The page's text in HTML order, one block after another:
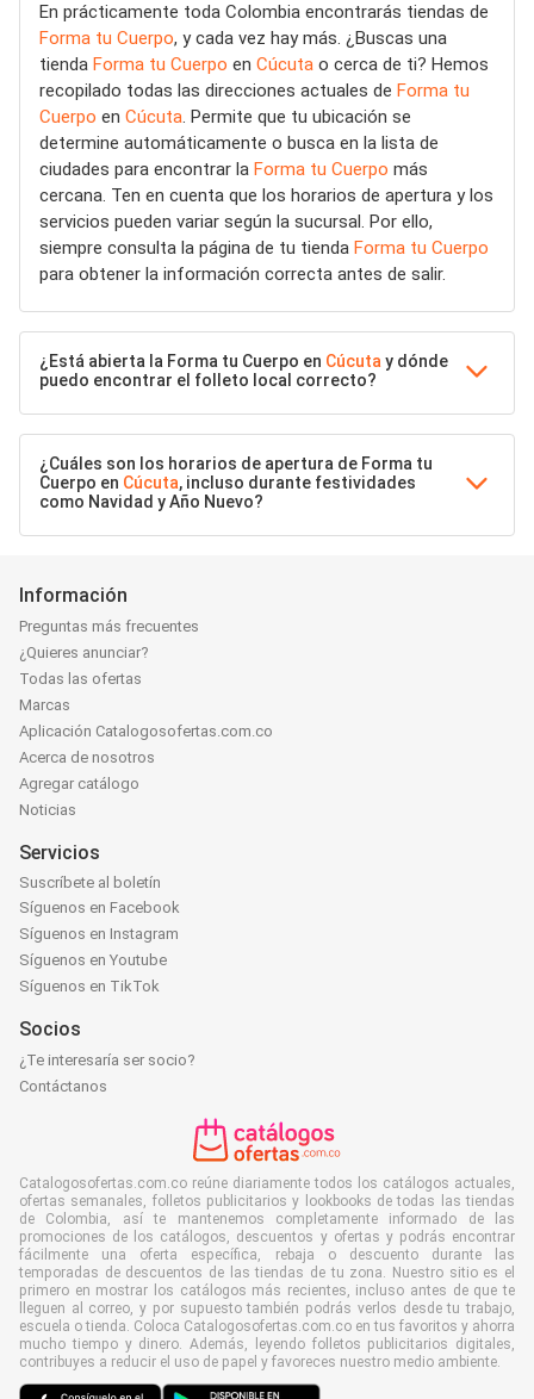
En prácticamente toda Colombia encontrarás tiendas de
Forma tu Cuerpo, y cada vez hay más. ¿Buscas una
tienda Forma tu Cuerpo en Cúcuta o cerca de ti? Hemos
recopilado todas las direcciones actuales de Forma tu
Cuerpo en Cúcuta. Permite que tu ubicación se
determine automáticamente o busca en la lista de
ciudades para encontrar la Forma tu Cuerpo más
cercana. Ten en cuenta que los horarios de apertura y los
servicios pueden variar según la sucursal. Por ello,
siempre consulta la página de tu tienda Forma tu Cuerpo
para obtener la información correcta antes de salir.
¿Está abierta la Forma tu Cuerpo en Cúcuta y dónde
puedo encontrar el folleto local correcto?
¿Cuáles son los horarios de apertura de Forma tu
Cuerpo en Cúcuta, incluso durante festividades
como Navidad y Año Nuevo?
Información
Preguntas más frecuentes
¿Quieres anunciar?
Todas las ofertas
Marcas
Aplicación Catalogosofertas.com.co
Acerca de nosotros
Agregar catálogo
Noticias
Servicios
Suscríbete al boletín
Síguenos en Facebook
Síguenos en Instagram
Síguenos en Youtube
Síguenos en TikTok
Socios
¿Te interesaría ser socio?
Contáctanos
Catalogosofertas.com.co reúne diariamente todos los catálogos actuales,
ofertas semanales, folletos publicitarios y lookbooks de todas las tiendas
de Colombia, así te mantenemos completamente informado de las
promociones de los catálogos, descuentos y ofertas y podrás encontrar
fácilmente una oferta específica, rebaja o descuento durante las
temporadas de descuentos de las tiendas de tu zona. Nuestro sitio es el
primero en mostrar los catálogos más recientes, incluso antes de que te
lleguen al correo, y por supuesto también podrás verlos desde tu trabajo,
escuela o tienda. Coloca Catalogosofertas.com.co en tus favoritos y ahorra
mucho tiempo y dinero. Además, leyendo folletos publicitarios digitales,
contribuyes a reducir el uso de papel y favoreces nuestro medio ambiente.